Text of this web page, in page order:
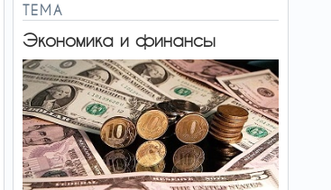
ТЕМА
Экономика и финансы